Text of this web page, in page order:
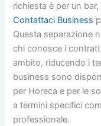
richiesta è per un
Contattaci Business
Questa separazione
chi conosce i
ambito, riducendo i
business sono
per Horeca e per le
a termini specifici
professionale.